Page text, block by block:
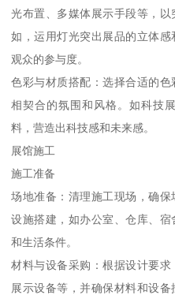
光布置、多媒体展示手段等，
如，运用灯光突出展品的立体
观众的参与度。
色彩与材质搭配：选择合适的
相契合的氛围和风格。如科技
料，营造出科技感和未来感。
展馆施工
施工准备
场地准备：清理施工现场，确
设施搭建，如办公室、仓库、
和生活条件。
材料与设备采购：根据设计要求
展示设备等，并确保材料和设